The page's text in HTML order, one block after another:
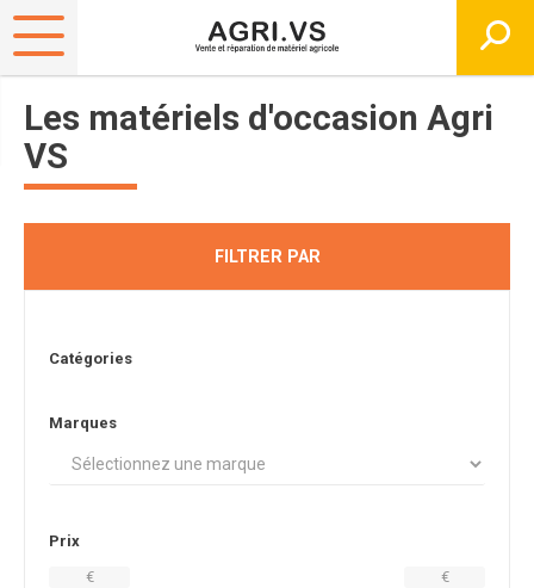
Les matériels d'occasion Agri
VS
FILTRER PAR
Catégories
Marques
Prix
€
€